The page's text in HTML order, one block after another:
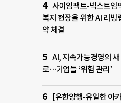
사이임팩트-넥스트임
복지 현장을 위한 AI 리빙
약 체결
AI, 지속가능경영의
로…기업들 ‘위험 관리’
[유한양행-유일한 아